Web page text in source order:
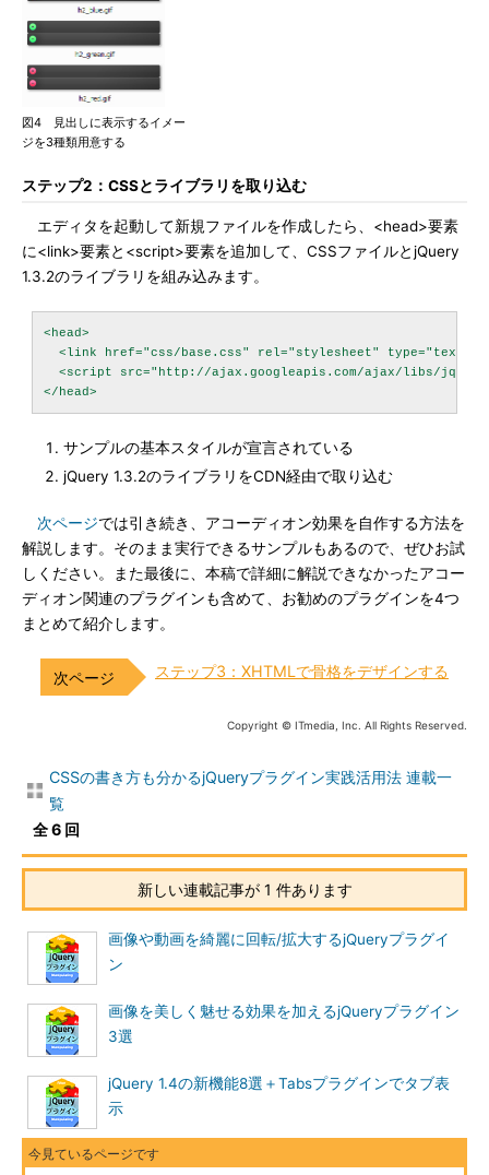
図4 見出しに表示するイメー
ジを3種類用意する
ステップ2：CSSとライブラリを取り込む
エディタを起動して新規ファイルを作成したら、<head>要素
に<link>要素と<script>要素を追加して、CSSファイルとjQuery
1.3.2のライブラリを組み込みます。
<head>
<link href="css/base.css" rel="stylesheet" type="text/
<script src="http://ajax.googleapis.com/ajax/libs/
サンプルの基本スタイルが宣言されている
jQuery 1.3.2のライブラリをCDN経由で取り込む
次ページでは引き続き、アコーディオン効果を自作する方法を
解説します。そのまま実行できるサンプルもあるので、ぜひお試
しください。また最後に、本稿で詳細に解説できなかったアコー
ディオン関連のプラグインも含めて、お勧めのプラグインを4つ
まとめて紹介します。
ステップ3：XHTMLで骨格をデザインする
Copyright © ITmedia, Inc. All Rights Reserved.
CSSの書き方も分かるjQueryプラグイン実践活用法 連載一
覧
全 6 回
新しい連載記事が 1 件あります
画像や動画を綺麗に回転/拡大するjQueryプラグイ
ン
画像を美しく魅せる効果を加えるjQueryプラグイン
3選
jQuery 1.4の新機能8選＋Tabsプラグインでタブ表
示